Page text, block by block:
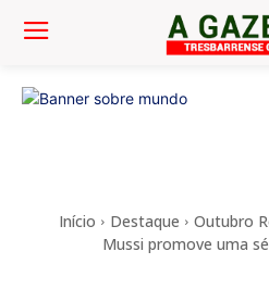
Início Destaque
Outubro
Mussi promove uma